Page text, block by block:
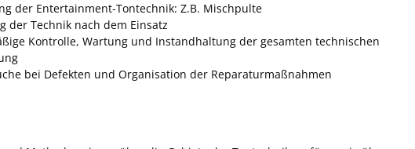
der Entertainment-Tontechnik: Z.B. Mischpulte
der Technik nach dem Einsatz
Kontrolle, Wartung und Instandhaltung der gesamten technischen
bei Defekten und Organisation der Reparaturmaßnahmen